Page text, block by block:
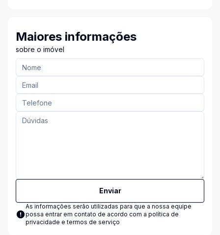
Maiores informações
sobre o imóvel
Enviar
As informações serão utilizadas para que a nossa equipe
possa entrar em contato de acordo com a política de
privacidade e termos de serviço